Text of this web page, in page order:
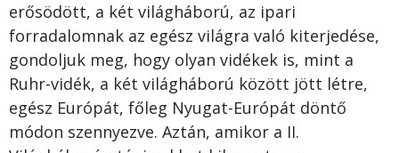
erősödött, a két világháború, az ipari
forradalomnak az egész világra való kiterjedése,
gondoljuk meg, hogy olyan vidékek is, mint a
Ruhr-vidék, a két világháború között jött létre,
egész Európát, főleg Nyugat-Európát döntő
módon szennyezve. Aztán, amikor a II.